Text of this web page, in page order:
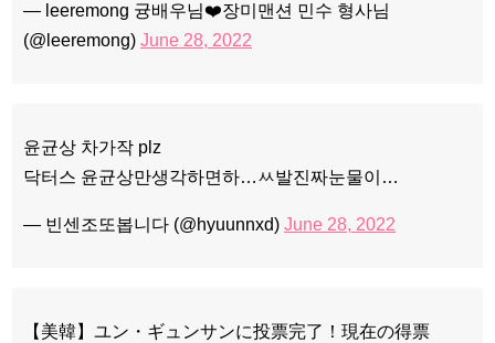
— leeremong 귱배우님❤️장미맨션 민수 형사님
(@leeremong) June 28, 2022
윤균상 차가작 plz
닥터스 윤균상만생각하면하…ㅆ발진짜눈물이…
— 빈센조또봅니다 (@hyuunnxd) June 28, 2022
【美韓】ユン・ギュンサンに投票完了！現在の得票